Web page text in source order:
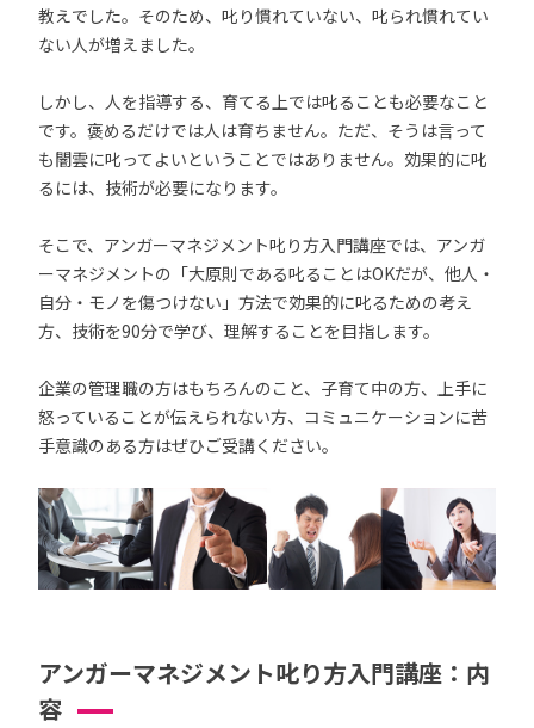
教えでした。そのため、叱り慣れていない、叱られ慣れてい
ない人が増えました。
しかし、人を指導する、育てる上では叱ることも必要なこと
です。褒めるだけでは人は育ちません。ただ、そうは言って
も闇雲に叱ってよいということではありません。効果的に叱
るには、技術が必要になります。
そこで、アンガーマネジメント叱り方入門講座では、アンガ
ーマネジメントの「大原則である叱ることはOKだが、他人・
自分・モノを傷つけない」方法で効果的に叱るための考え
方、技術を90分で学び、理解することを目指します。
企業の管理職の方はもちろんのこと、子育て中の方、上手に
怒っていることが伝えられない方、コミュニケーションに苦
手意識のある方はぜひご受講ください。
アンガーマネジメント叱り方入門講座：内
容